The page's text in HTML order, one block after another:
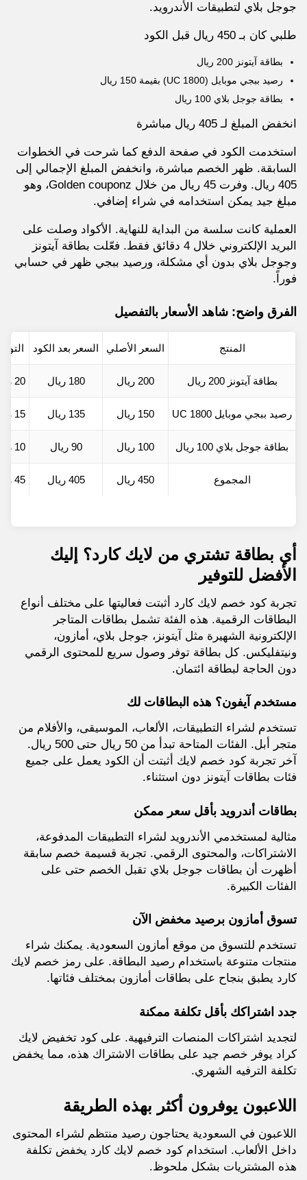
جوجل بلاي لتطبيقات الأندرويد.
طلبي كان بـ 450 ريال قبل الكود
بطاقة آيتونز 200 ريال
رصيد ببجي موبايل (1800 UC) بقيمة 150 ريال
بطاقة جوجل بلاي 100 ريال
انخفض المبلغ لـ 405 ريال مباشرة
استخدمت الكود في صفحة الدفع كما شرحت في الخطوات
السابقة. ظهر الخصم مباشرة، وانخفض المبلغ الإجمالي إلى
405 ريال. وفرت 45 ريال من خلال Golden couponz، وهو
مبلغ جيد يمكن استخدامه في شراء إضافي.
العملية كانت سلسة من البداية للنهاية. الأكواد وصلت على
البريد الإلكتروني خلال 4 دقائق فقط. فعّلت بطاقة آيتونز
وجوجل بلاي بدون أي مشكلة، ورصيد ببجي ظهر في حسابي
فوراً.
الفرق واضح: شاهد الأسعار بالتفصيل
المنتج السعر الأصلي السعر بعد الكود
بطاقة آيتونز 200 ريال 200 ريال 180 ريال 20 ريال
رصيد ببجي موبايل 1800 UC 150 ريال 135 ريال 15 ريال
بطاقة جوجل بلاي 100 ريال 100 ريال 90 ريال 10 ريال
المجموع 450 ريال 405 ريال 45 ريال
أي بطاقة تشتري من لايك كارد؟ إليك
الأفضل للتوفير
تجربة كود خصم لايك كارد أثبتت فعاليتها على مختلف أنواع
البطاقات الرقمية. هذه الفئة تشمل بطاقات المتاجر
الإلكترونية الشهيرة مثل آيتونز، جوجل بلاي، أمازون،
ونيتفليكس. كل بطاقة توفر وصول سريع للمحتوى الرقمي
دون الحاجة لبطاقة ائتمان.
مستخدم آيفون؟ هذه البطاقات لك
تستخدم لشراء التطبيقات، الألعاب، الموسيقى، والأفلام من
متجر أبل. الفئات المتاحة تبدأ من 50 ريال حتى 500 ريال.
آخر تجربة كود خصم لايك أثبتت أن الكود يعمل على جميع
فئات بطاقات آيتونز دون استثناء.
بطاقات أندرويد بأقل سعر ممكن
مثالية لمستخدمي الأندرويد لشراء التطبيقات المدفوعة،
الاشتراكات، والمحتوى الرقمي. تجربة قسيمة خصم سابقة
أظهرت أن بطاقات جوجل بلاي تقبل الخصم حتى على
الفئات الكبيرة.
تسوق أمازون برصيد مخفض الآن
تستخدم للتسوق من موقع أمازون السعودية. يمكنك شراء
منتجات متنوعة باستخدام رصيد البطاقة. على رمز خصم لايك
كارد يطبق بنجاح على بطاقات أمازون بمختلف فئاتها.
جدد اشتراكك بأقل تكلفة ممكنة
لتجديد اشتراكات المنصات الترفيهية. على كود تخفيض لايك
كراد يوفر خصم جيد على بطاقات الاشتراك هذه، مما يخفض
تكلفة الترفيه الشهري.
اللاعبون يوفرون أكثر بهذه الطريقة
اللاعبون في السعودية يحتاجون رصيد منتظم لشراء المحتوى
داخل الألعاب. استخدام كود خصم لايك كارد يخفض تكلفة
هذه المشتريات بشكل ملحوظ.